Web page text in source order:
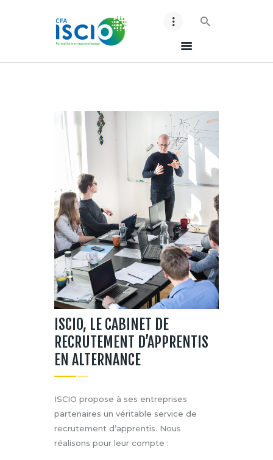
NOS BACHELORS
ESPACE ENTREPRISES
CONTACT
MES ACCES
LES BONS CONSEILS !
ISCIO, LE CABINET DE
RECRUTEMENT D’APPRENTIS
EN ALTERNANCE
ISCIO propose à ses entreprises
partenaires un véritable service de
recrutement d’apprentis. Nous
réalisons pour leur compte :